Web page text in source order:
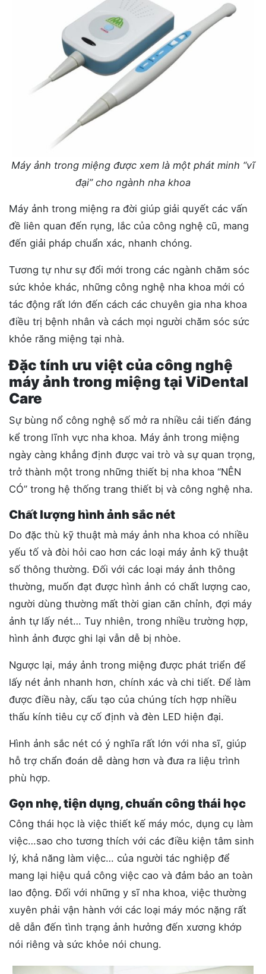
Máy ảnh trong miệng được xem là một phát minh “vĩ
đại” cho ngành nha khoa
Máy ảnh trong miệng ra đời giúp giải quyết các vấn
đề liên quan đến rụng, lắc của công nghệ cũ, mang
đến giải pháp chuẩn xác, nhanh chóng.
Tương tự như sự đổi mới trong các ngành chăm sóc
sức khỏe khác, những công nghệ nha khoa mới có
tác động rất lớn đến cách các chuyên gia nha khoa
điều trị bệnh nhân và cách mọi người chăm sóc sức
khỏe răng miệng tại nhà.
Đặc tính ưu việt của công nghệ
máy ảnh trong miệng tại ViDental
Care
Sự bùng nổ công nghệ số mở ra nhiều cải tiến đáng
kể trong lĩnh vực nha khoa. Máy ảnh trong miệng
ngày càng khẳng định được vai trò và sự quan trọng,
trở thành một trong những thiết bị nha khoa “NÊN
CÓ” trong hệ thống trang thiết bị và công nghệ nha.
Chất lượng hình ảnh sắc nét
Do đặc thù kỹ thuật mà máy ảnh nha khoa có nhiều
yếu tố và đòi hỏi cao hơn các loại máy ảnh kỹ thuật
số thông thường. Đối với các loại máy ảnh thông
thường, muốn đạt được hình ảnh có chất lượng cao,
người dùng thường mất thời gian căn chỉnh, đợi máy
ảnh tự lấy nét… Tuy nhiên, trong nhiều trường hợp,
hình ảnh được ghi lại vẫn dễ bị nhòe.
Ngược lại, máy ảnh trong miệng được phát triển để
lấy nét ảnh nhanh hơn, chính xác và chi tiết. Để làm
được điều này, cấu tạo của chúng tích hợp nhiều
thấu kính tiêu cự cố định và đèn LED hiện đại.
Hình ảnh sắc nét có ý nghĩa rất lớn với nha sĩ, giúp
hỗ trợ chẩn đoán dễ dàng hơn và đưa ra liệu trình
phù hợp.
Gọn nhẹ, tiện dụng, chuẩn công thái học
Công thái học là việc thiết kế máy móc, dụng cụ làm
việc…sao cho tương thích với các điều kiện tâm sinh
lý, khả năng làm việc… của người tác nghiệp để
mang lại hiệu quả công việc cao và đảm bảo an toàn
lao động. Đối với những y sĩ nha khoa, việc thường
xuyên phải vận hành với các loại máy móc nặng rất
dễ dẫn đến tình trạng ảnh hưởng đến xương khớp
nói riêng và sức khỏe nói chung.